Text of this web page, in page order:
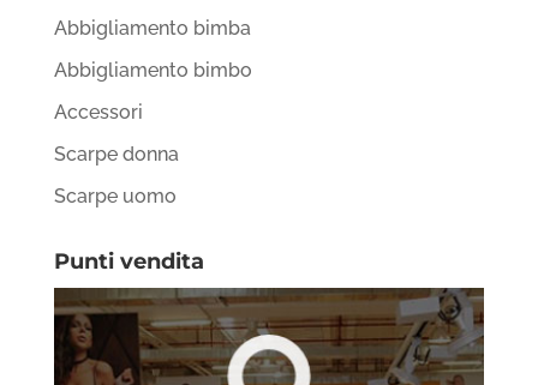
Abbigliamento bimba
Abbigliamento bimbo
Accessori
Scarpe donna
Scarpe uomo
Punti vendita